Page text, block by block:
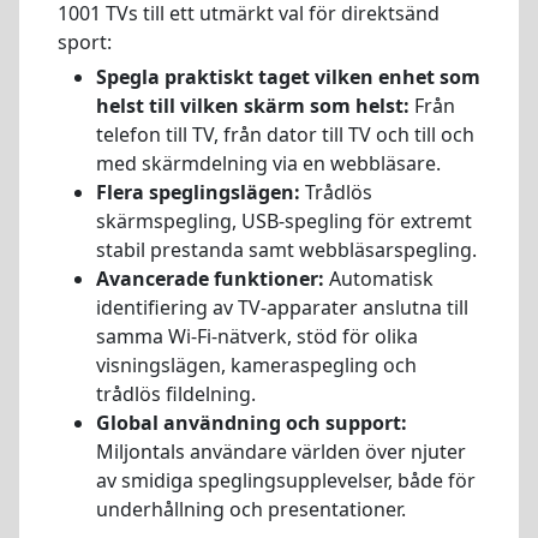
1001 TVs till ett utmärkt val för direktsänd
sport:
Spegla praktiskt taget vilken enhet som
helst till vilken skärm som helst: Från
telefon till TV, från dator till TV och till och
med skärmdelning via en webbläsare.
Flera speglingslägen: Trådlös
skärmspegling, USB-spegling för extremt
stabil prestanda samt webbläsarspegling.
Avancerade funktioner: Automatisk
identifiering av TV-apparater anslutna till
samma Wi-Fi-nätverk, stöd för olika
visningslägen, kameraspegling och
trådlös fildelning.
Global användning och support:
Miljontals användare världen över njuter
av smidiga speglingsupplevelser, både för
underhållning och presentationer.